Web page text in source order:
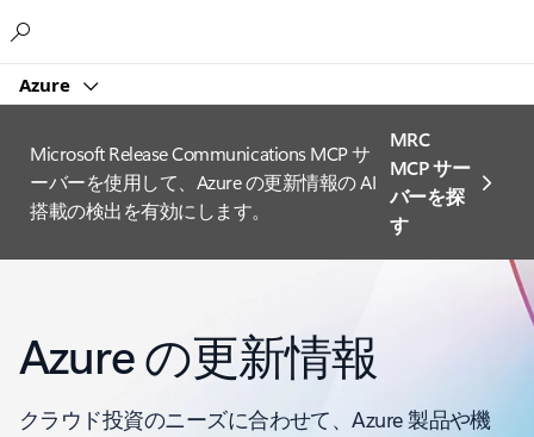
Azure
Microsoft Release Communications MCP サ
ーバーを使用して、Azure の更新情報の AI
搭載の検出を有効にします。
MRC
MCP サー
バーを探
す
Azure の更新情報
クラウド投資のニーズに合わせて、Azure 製品や機